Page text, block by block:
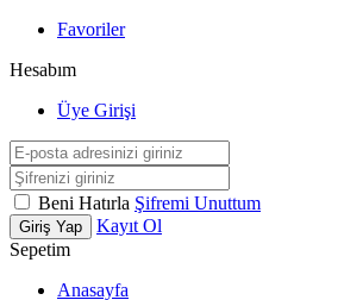
Favoriler
Hesabım
Üye Girişi
Beni Hatırla Şifremi Unuttum
Giriş Yap
Kayıt Ol
Sepetim
Anasayfa